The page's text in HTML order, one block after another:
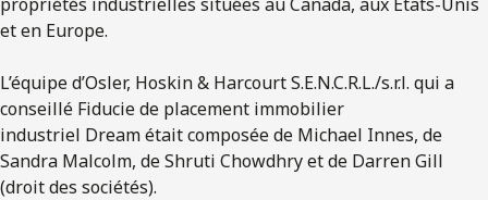
et en Europe.
L’équipe d’Osler, Hoskin & Harcourt S.E.N.C.R.L./s.r.l. qui a
conseillé Fiducie de placement immobilier
industriel Dream était composée de Michael Innes, de
Sandra Malcolm, de Shruti Chowdhry et de Darren Gill
(droit des sociétés).